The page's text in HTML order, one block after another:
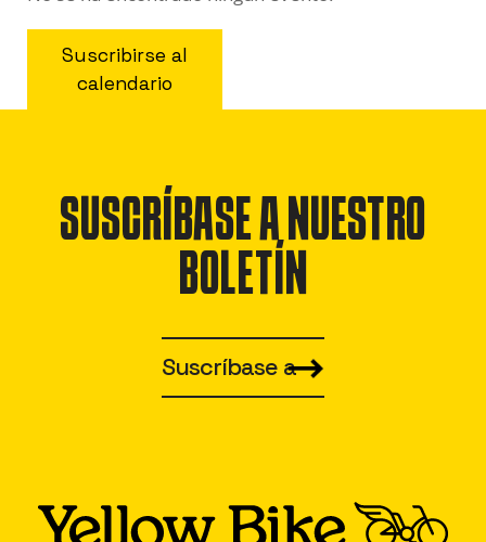
Suscribirse al
calendario
SUSCRÍBASE A NUESTRO
BOLETÍN
Suscríbase a